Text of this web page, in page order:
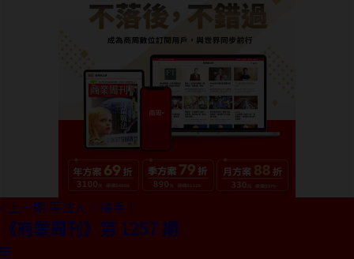
上一期 乘法人，搶手！
《商業周刊》第 1257 期